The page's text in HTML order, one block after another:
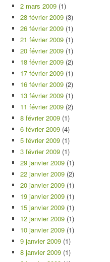
2 mars 2009 (1)
28 février 2009 (3)
26 février 2009 (1)
21 février 2009 (1)
20 février 2009 (1)
18 février 2009 (2)
17 février 2009 (1)
16 février 2009 (2)
13 février 2009 (1)
11 février 2009 (2)
8 février 2009 (1)
6 février 2009 (4)
5 février 2009 (1)
3 février 2009 (1)
29 janvier 2009 (1)
22 janvier 2009 (2)
20 janvier 2009 (1)
19 janvier 2009 (1)
15 janvier 2009 (1)
12 janvier 2009 (1)
10 janvier 2009 (1)
9 janvier 2009 (1)
8 janvier 2009 (1)